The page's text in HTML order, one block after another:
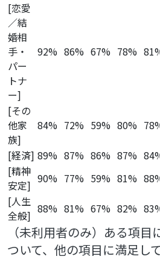
[恋愛
／結
婚相
手・
パー
トナ
ー]
92% 86% 67% 78%
[その
他家
族]
84% 72% 59% 80%
[経済] 89% 87% 86% 87%
[精神
安定] 90% 77% 59% 81%
[人生
全般] 88% 81% 67% 82%
（未利用者のみ）ある項
ついて、他の項目に満足し